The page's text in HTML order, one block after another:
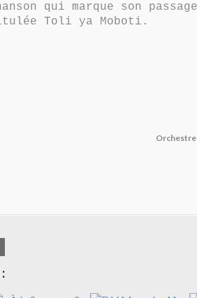
qui marque son
Toli ya Moboti.
Orchestre